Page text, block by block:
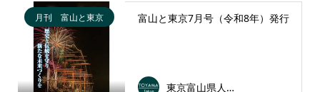
月刊 富山と東京 富山と東京7月号（令和8年）発行
東京富山県人会連合会